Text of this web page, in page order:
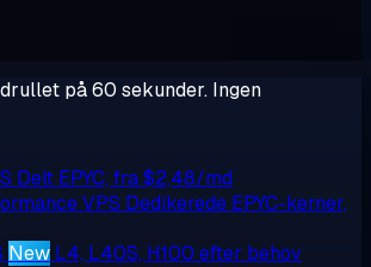
på 60 sekunder. Ingen
Delt EPYC, fra $2,48/md
VPS Dedikerede EPYC-kerner,
New L4, L40S, H100 efter behov